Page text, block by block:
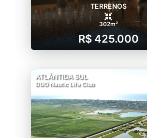
TERRENOS
302m²
R$ 425.000
ATLÂNTIDA SUL
DUO Nautic Life Club